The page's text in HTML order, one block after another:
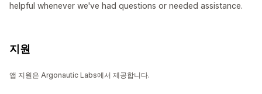
helpful whenever we've had questions or needed assistance.
지원
앱 지원은 Argonautic Labs에서 제공합니다.